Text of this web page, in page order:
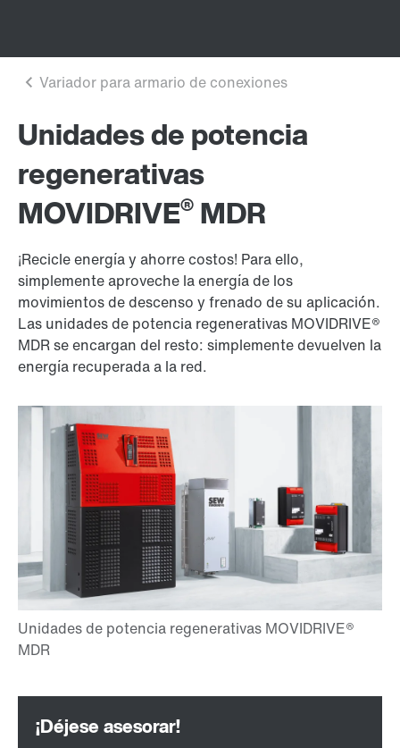
Unidades de potencia
regenerativas
MOVIDRIVE® MDR
¡Recicle energía y ahorre costos! Para ello,
simplemente aproveche la energía de los
movimientos de descenso y frenado de su aplicación.
Las unidades de potencia regenerativas MOVIDRIVE®
MDR se encargan del resto: simplemente devuelven la
energía recuperada a la red.